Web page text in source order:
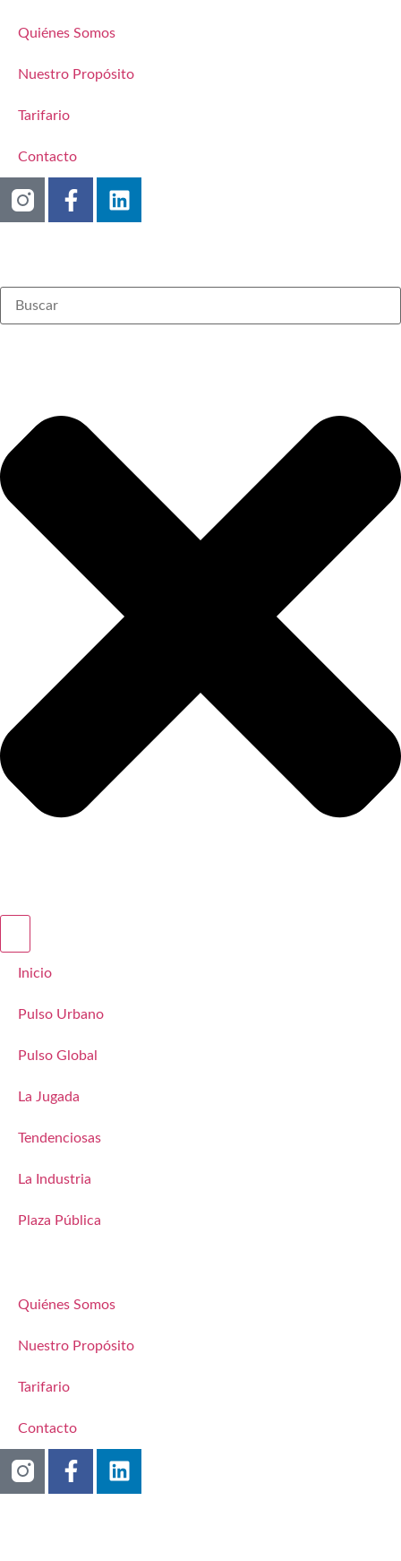
Quiénes Somos
Nuestro Propósito
Tarifario
Contacto
Inicio
Pulso Urbano
Pulso Global
La Jugada
Tendenciosas
La Industria
Plaza Pública
Quiénes Somos
Nuestro Propósito
Tarifario
Contacto